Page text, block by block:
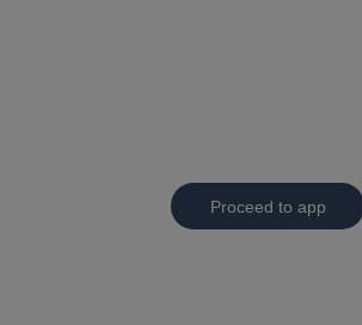
Proceed to app